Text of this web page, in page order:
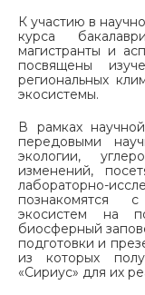
К участию в
курса
магистранты и
посвящены
региональных
экосистемы.
В рамках
передовыми
экологии,
изменений,
лабораторно-
познакомятся
экосистем на
биосферный
подготовки и
из которых
«Сириус» для их